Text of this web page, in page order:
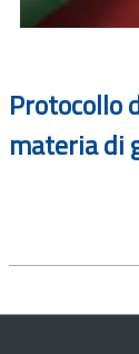
Protocollo
materia di